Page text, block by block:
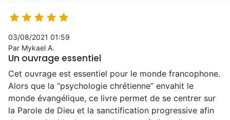
    
03/08/2021 01:59
Par Mykael A.
Un ouvrage essentiel
Cet ouvrage est essentiel pour le monde francophone.
Alors que la “psychologie chrétienne” envahit le
monde évangélique, ce livre permet de se centrer sur
la Parole de Dieu et la sanctification progressive afin